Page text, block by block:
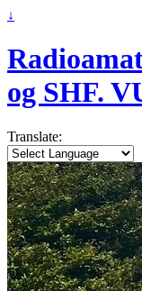
↓
og SHF.
Translate: